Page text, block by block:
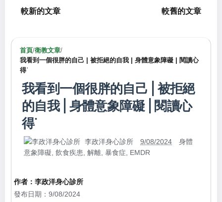
較新的文章 較舊的文章
首頁/衛教文章/
我看到一個很胖的自己 | 被拒絕的自我 | 身體意象障礙 | 閱讀心
得˙
我看到一個很胖的自己 | 被拒絕
的自我 | 身體意象障礙 | 閱讀心
得˙
李政洋身心診所 9/08/2024
身體
意象障礙 飲食疾患 解離 暴食症 EMDR
作者： 李政洋身心診所
發布日期：9/08/2024